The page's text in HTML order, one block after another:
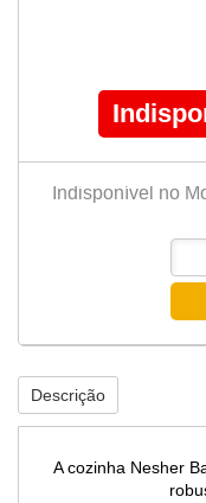
Indisponível no
Descrição
A cozinha Nesher